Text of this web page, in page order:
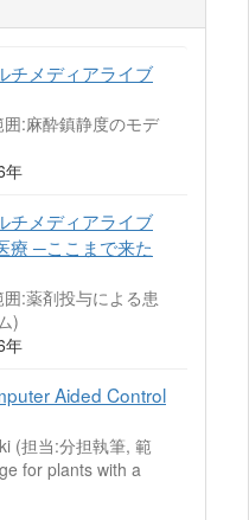
チメディアライブ
:麻酔鎮静度のモデ
年
チメディアライブ
療 ─ここまで来た
:薬剤投与による患
)
年
Aided Control
(担当:分担執筆, 範
for plants with a